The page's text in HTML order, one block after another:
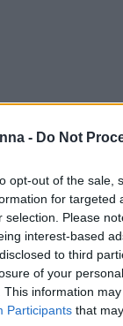
- Do Not
opt-out of the sale,
for targeted
selection. Please
interest-based
to third
of your
This information
Participants that
νύχια καθώς
κάνοντάς τα να